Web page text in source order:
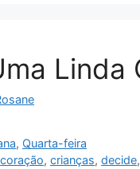
, Quarta-feira
coração,crianças,decide